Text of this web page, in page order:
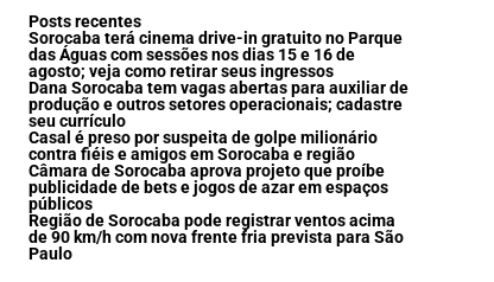
Posts recentes
Sorocaba terá cinema drive-in gratuito no Parque
das Águas com sessões nos dias 15 e 16 de
agosto; veja como retirar seus ingressos
Dana Sorocaba tem vagas abertas para auxiliar de
produção e outros setores operacionais; cadastre
seu currículo
Casal é preso por suspeita de golpe milionário
contra fiéis e amigos em Sorocaba e região
Câmara de Sorocaba aprova projeto que proíbe
publicidade de bets e jogos de azar em espaços
públicos
Região de Sorocaba pode registrar ventos acima
de 90 km/h com nova frente fria prevista para São
Paulo